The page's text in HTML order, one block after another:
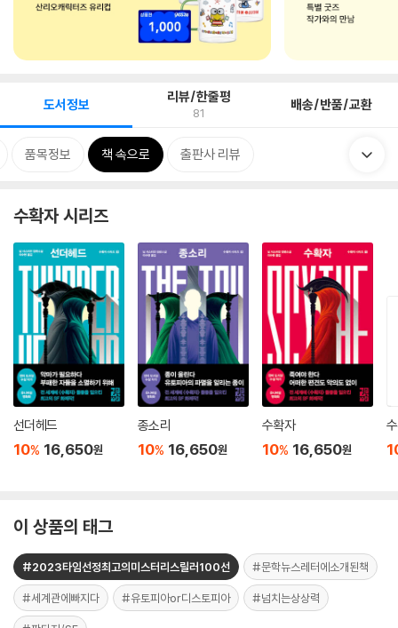
도서정보 리뷰/한줄평
81 배송/반품/교환
품목정보 책 속으로 출판사 리뷰
수확자 시리즈
선더헤드
10% 16,650원
종소리
10% 16,650원
수확자
10% 16,650원
이 상품의 태그
#2023타임선정최고의미스터리스릴러100선 #문학뉴스레터에소개된책
#세계관에빠지다 #유토피아or디스토피아 #넘치는상상력